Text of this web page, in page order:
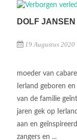
DOLF JANSEN
19 Augustus 2020
moeder van
Ierland geboren
van de familie
jaren gek op
aan en
zangers en ...